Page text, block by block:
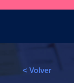
< Volver